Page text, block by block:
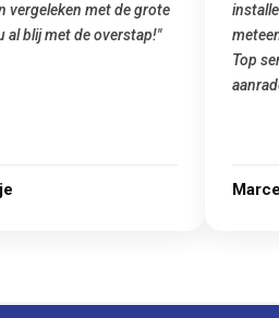
vergeleken met de grote
al blij met de overstap!"
Top